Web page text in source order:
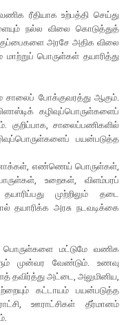
ரீதியாக உற்பத்தி செய்து
நல்ல விலை கொடுத்துத்
அரசே அதிக விலை
பொருள்கள் தயாரித்து
சாலைப் போக்குவரத்து ஆகும்.
கழிவுப்பொருள்களைப்
குறிப்பாக, சாலைப்பணிகளில்
பயன்படுத்த
எண்ணெய் பொருள்கள்,
உறைகள், விளம்பரப்
முற்றிலும் தடை
தயாரிக்க அரசு நடவடிக்கை
பொருள்களை மட்டுமே வணிக
முன்வர வேண்டும். உணவு
தவிர்த்து அட்டை, அலுமினிய,
கட்டாயம் பயன்படுத்த
ஊராட்சிகள் தீர்மானம்